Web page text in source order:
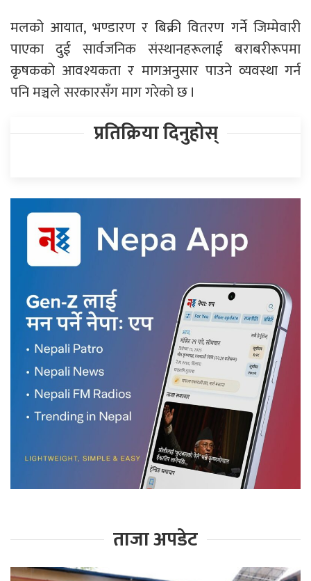
मलको आयात, भण्डारण र बिक्री वितरण गर्ने जिम्मेवारी
पाएका दुई सार्वजनिक संस्थानहरूलाई बराबरीरूपमा
कृषकको आवश्यकता र मागअनुसार पाउने व्यवस्था गर्न
पनि मञ्चले सरकारसँग माग गरेको छ ।
प्रतिक्रिया दिनुहोस्
ताजा अपडेट